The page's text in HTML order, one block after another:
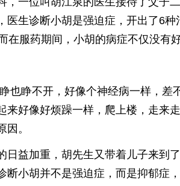
医生诊断小胡是强迫症，开出了6
在服药期间，小胡的病症不仅没有
也睁不开，好像个神经病一样，差
来好像好烦躁一样，爬上楼，走来
。
日益加重，胡先生又带着儿子来到
断小胡并不是强迫症，而是抑郁症